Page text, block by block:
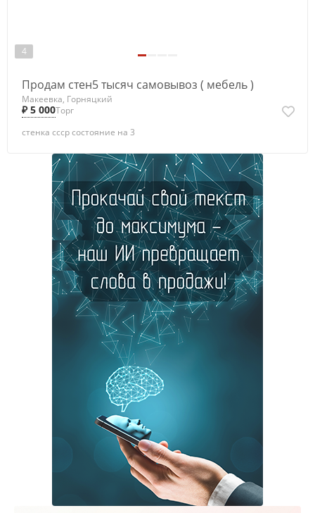
4
Продам стен5 тысяч самовывоз ( мебель )
Макеевка, Горняцкий
₽ 5 000Торг
стенка ссср состояние на 3